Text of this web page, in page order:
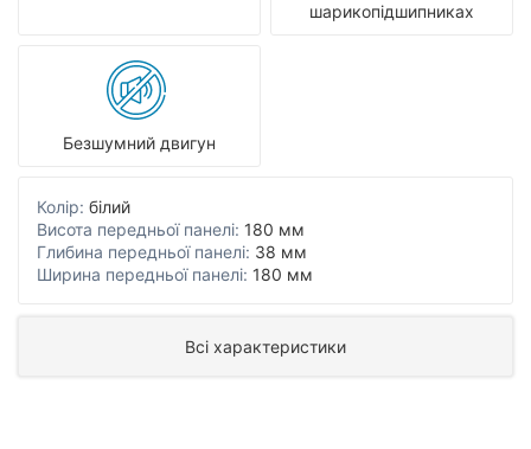
шарикопідшипниках
Безшумний двигун
Колір: білий
Висота передньої панелі: 180 мм
Глибина передньої панелі: 38 мм
Ширина передньої панелі: 180 мм
Всі характеристики